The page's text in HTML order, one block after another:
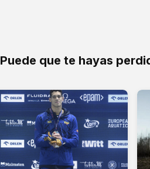
Puede que te hayas